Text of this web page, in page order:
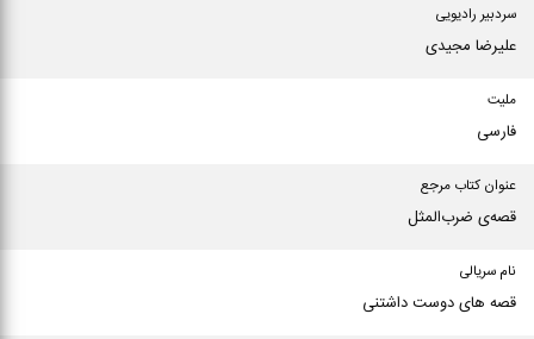
سردبیر رادیویی
علیرضا مجیدی
ملیت
فارسی
عنوان كتاب مرجع
قصه‌ی ضرب‌المثل
نام سریالی
قصه های دوست داشتنی